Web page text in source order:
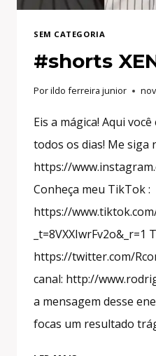
SEM CATEGORIA
#shorts
Porildo ferreira junior
Eis a mágica! Aqui
todos os dias! Me siga
https://
Conheça meu TikTok :
https://
_t=8VXXIwrFv2o&_r=1
https://twitter.com/
canal: http://
a mensagem desse
focas um resultado